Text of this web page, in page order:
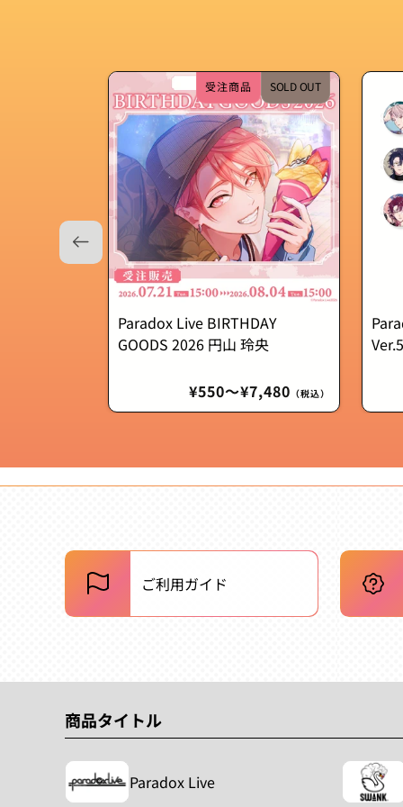
受注商品 SOLD OUT
Paradox Live BIRTHDAY
GOODS 2026 円山 玲央
通
常
¥550〜¥7,480 （税込）
ご利用ガイド
商品タイトル
Paradox Live